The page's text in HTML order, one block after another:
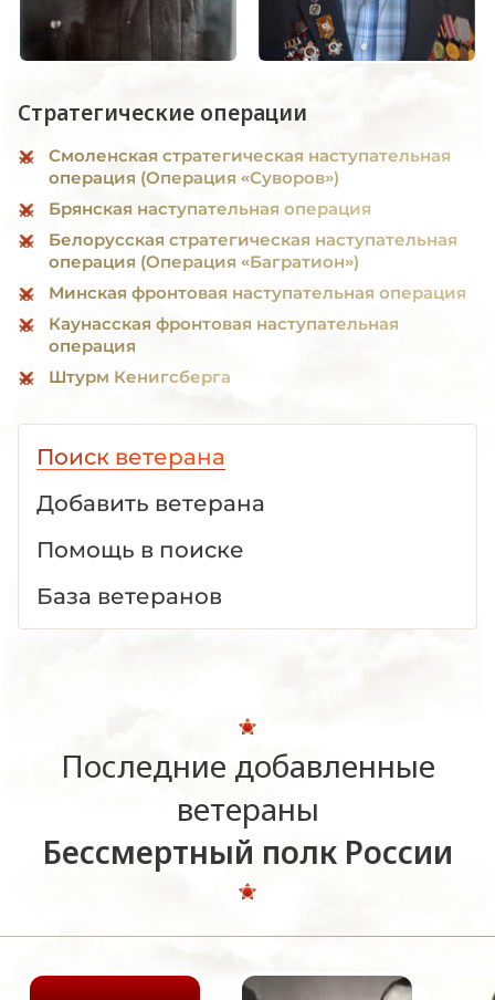
Стратегические операции
Смоленская стратегическая наступательная
операция (Операция «Суворов»)
Брянская наступательная операция
Белорусская стратегическая наступательная
операция (Операция «Багратион»)
Минская фронтовая наступательная операция
Каунасская фронтовая наступательная
операция
Штурм Кенигсберга
Поиск ветерана
Добавить ветерана
Помощь в поиске
База ветеранов
Последние добавленные
ветераны
Бессмертный полк России